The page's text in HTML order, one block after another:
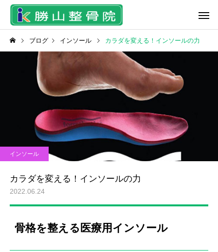
スタッフ
当院にきていた研修生の２
人が3月1日 国家試験に臨
みます！
ケガ
雪かきで起こるぎっく
腰・背中・首・足の痛
脱毛＆フェイシャル
ブログ インソール カラダを変える！インソールの力
インソール
カラダを変える！インソールの力
2022.06.24
骨格を整える医療用インソール